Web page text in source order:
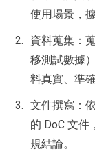
使用場景，
資料蒐集：
移測試數據
料真實、準
文件撰寫：
的 DoC 文件
規結論。